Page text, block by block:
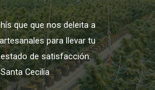
que que nos deleita a
para llevar tu
de satisfacción.
Cecilia